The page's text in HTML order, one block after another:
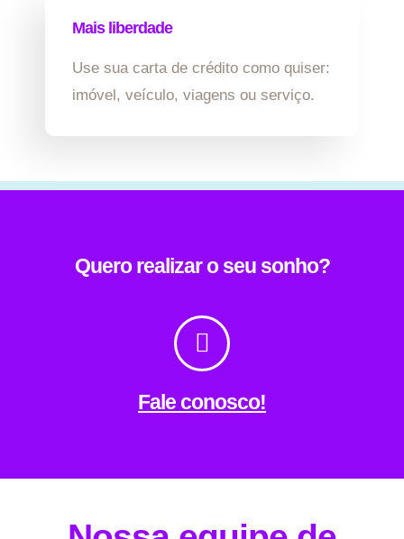
Mais liberdade
Use sua carta de crédito como quiser:
imóvel, veículo, viagens ou serviço.
Quero realizar o seu sonho?
Fale conosco!